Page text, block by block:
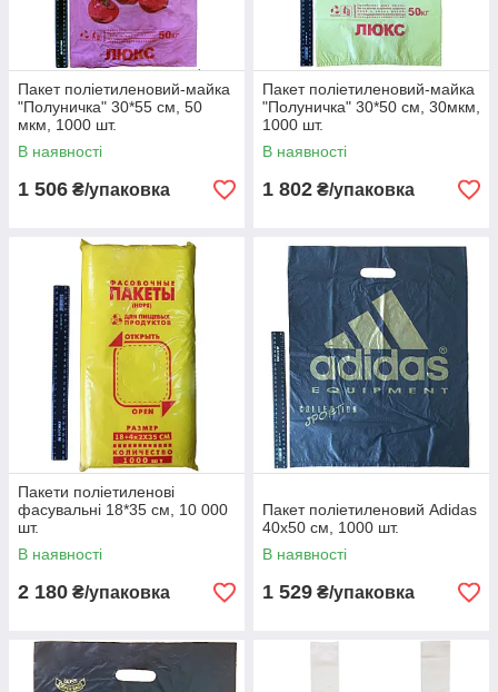
Пакет поліетиленовий-майка
"Полуничка" 30*55 см, 50
мкм, 1000 шт.
В наявності
1 506 ₴/упаковка
Пакет поліетиленовий-майка
"Полуничка" 30*50 см, 30мкм,
1000 шт.
В наявності
1 802 ₴/упаковка
Пакети поліетиленові
фасувальні 18*35 см, 10 000
шт.
В наявності
2 180 ₴/упаковка
Пакет поліетиленовий Adidas
40х50 см, 1000 шт.
В наявності
1 529 ₴/упаковка